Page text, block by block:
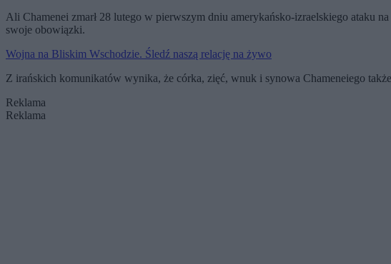
Ali Chamenei zmarł 28 lutego w pierwszym dniu amerykańsko-izraelskiego ataku
swoje obowiązki.
Wojna na Bliskim Wschodzie. Śledź naszą relację na żywo
Z irańskich komunikatów wynika, że córka, zięć, wnuk i synowa Chameneiego
Reklama
Reklama